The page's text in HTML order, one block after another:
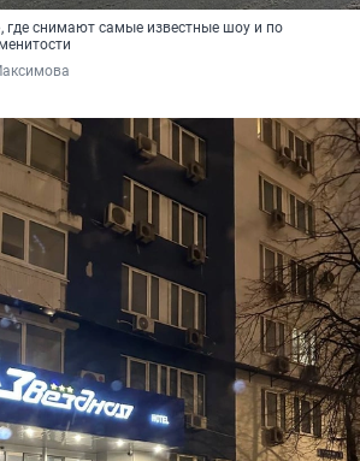
где снимают самые известные шоу и по